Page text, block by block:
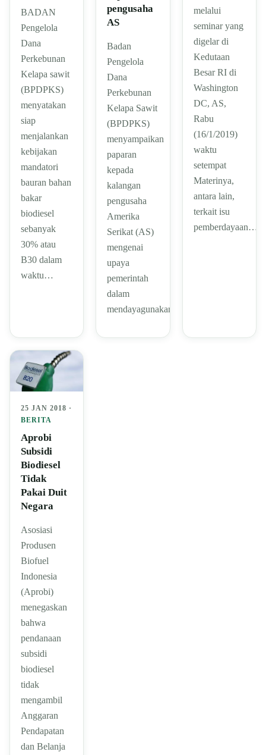
BADAN
Pengelola
Dana
Perkebunan
Kelapa sawit
(BPDPKS)
menyatakan
siap
menjalankan
kebijakan
mandatori
bauran bahan
bakar
biodiesel
sebanyak
30% atau
B30 dalam
waktu…
pengusaha
AS
Badan
Pengelola
Dana
Perkebunan
Kelapa Sawit
(BPDPKS)
menyampaikan
paparan
kepada
kalangan
pengusaha
Amerika
Serikat (AS)
mengenai
upaya
pemerintah
dalam
mendayagunakan…
melalui
seminar yang
digelar di
Kedutaan
Besar RI di
Washington
DC, AS,
Rabu
(16/1/2019)
waktu
setempat
Materinya,
antara lain,
terkait isu
pemberdayaan…
25 JAN 2018 ·
BERITA
Aprobi
Subsidi
Biodiesel
Tidak
Pakai Duit
Negara
Asosiasi
Produsen
Biofuel
Indonesia
(Aprobi)
menegaskan
bahwa
pendanaan
subsidi
biodiesel
tidak
mengambil
Anggaran
Pendapatan
dan Belanja